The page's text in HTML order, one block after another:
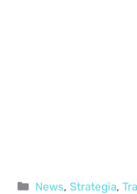
Categorie
News, Strategia,